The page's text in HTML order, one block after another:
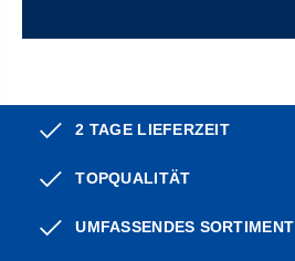
2 TAGE LIEFERZEIT
TOPQUALITÄT
UMFASSENDES SORTIMENT